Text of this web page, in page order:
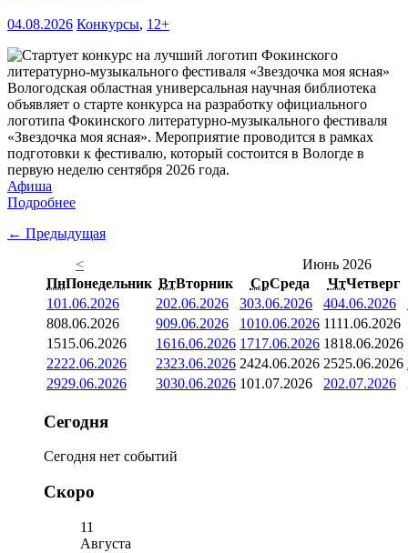
04.08.2026 Конкурсы, 12+
Вологодская областная универсальная научная библиотека
объявляет о старте конкурса на разработку официального
логотипа Фокинского литературно-музыкального фестиваля
«Звездочка моя ясная». Мероприятие проводится в рамках
подготовки к фестивалю, который состоится в Вологде в
первую неделю сентября 2026 года.
Афиша
Подробнее
← Предыдущая
<
Июнь 2026
ПнПонедельник ВтВторник СрСреда ЧтЧетверг
101.06.2026 202.06.2026 303.06.2026 404.06.2026
808.06.2026 909.06.2026 1010.06.2026 1111.06.2026
1515.06.2026 1616.06.2026 1717.06.2026 1818.06.2026
2222.06.2026 2323.06.2026 2424.06.2026 2525.06.2026
2929.06.2026 3030.06.2026 101.07.2026 202.07.2026
Сегодня
Сегодня нет событий
Скоро
11
Августа